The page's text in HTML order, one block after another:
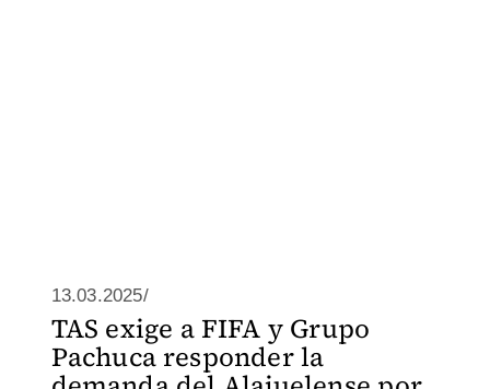
13.03.2025/
TAS exige a FIFA y Grupo
Pachuca responder la